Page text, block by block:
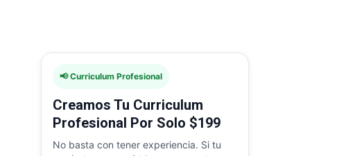
📢 Curriculum Profesional
Creamos Tu Curriculum
Profesional Por Solo $199
No basta con tener experiencia. Si tu